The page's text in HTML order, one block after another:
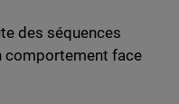
des séquences
comportement face